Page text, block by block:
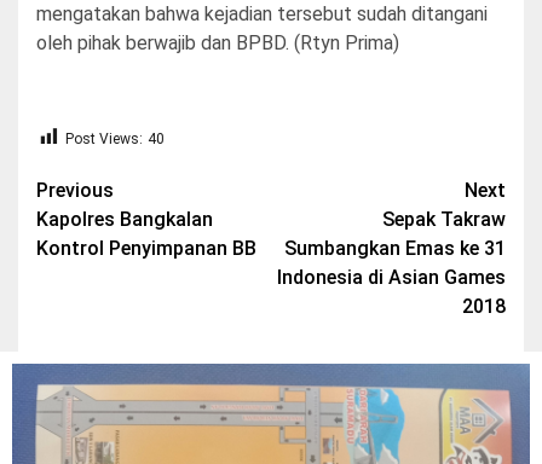
mengatakan bahwa kejadian tersebut sudah ditangani
oleh pihak berwajib dan BPBD. (Rtyn Prima)
Post Views: 40
Post
navigation
Previous
Kapolres Bangkalan
Kontrol Penyimpanan BB
Next
Sepak Takraw
Sumbangkan Emas ke 31
Indonesia di Asian Games
2018